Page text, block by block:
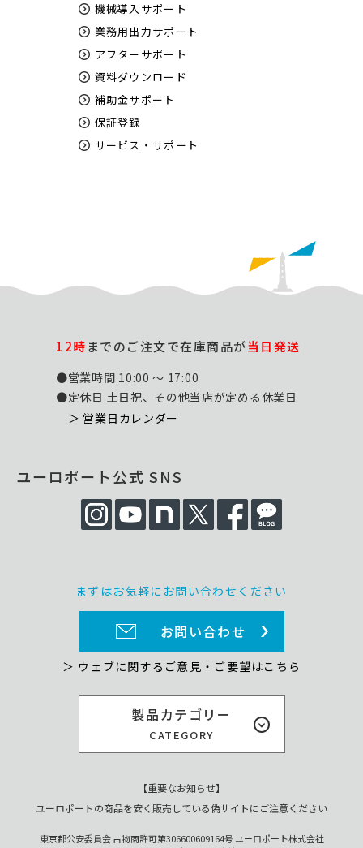
機械導入サポート
業務用出力サポート
アフターサポート
資料ダウンロード
補助金サポート
保証登録
サービス・サポート
製品カテゴリー
CATEGORY
12時までのご注文で在庫商品が当日発送
●営業時間 10:00 ～ 17:00
●定休日 土日祝、その他当店が定める休業日
＞ 営業日カレンダー
ユーロポート公式 SNS
まずはお気軽にお問い合わせください
お問い合わせ
＞ ウェブに関するご意見・ご要望はこちら
【重要なお知らせ】
ユーロポートの商品を安く販売している偽サイトにご注意ください
東京都公安委員会 古物商許可第306600609164号 ユーロポート株式会社